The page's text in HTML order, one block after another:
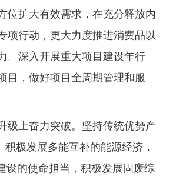
扩大有效需求，在充分释放内
项行动，更大力度推进消费品以
。深入开展重大项目建设年行
目，做好项目全周期管理和服
上奋力突破。坚持传统优势产
极发展多能互补的能源经济，
设的使命担当，积极发展固废综